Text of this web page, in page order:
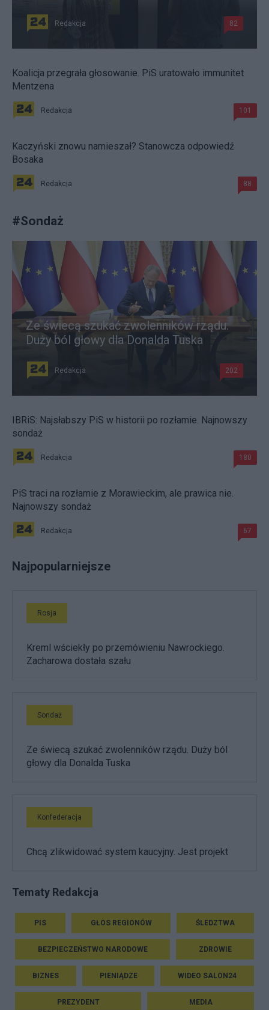
Redakcja 82
Koalicja przegrała głosowanie. PiS uratowało immunitet
Mentzena
Redakcja 101
Kaczyński znowu namieszał? Stanowcza odpowiedź
Bosaka
Redakcja 88
#Sondaż
Ze świecą szukać zwolenników rządu.
Duży ból głowy dla Donalda Tuska
Redakcja 202
IBRiS: Najsłabszy PiS w historii po rozłamie. Najnowszy
sondaż
Redakcja 180
PiS traci na rozłamie z Morawieckim, ale prawica nie.
Najnowszy sondaż
Redakcja 67
Najpopularniejsze
Rosja
Kreml wściekły po przemówieniu Nawrockiego.
Zacharowa dostała szału
Sondaż
Ze świecą szukać zwolenników rządu. Duży ból
głowy dla Donalda Tuska
Konfederacja
Chcą zlikwidować system kaucyjny. Jest projekt
Tematy Redakcja
PIS GŁOS REGIONÓW ŚLEDZTWA
BEZPIECZEŃSTWO NARODOWE ZDROWIE
BIZNES PIENIĄDZE WIDEO SALON24
PREZYDENT MEDIA